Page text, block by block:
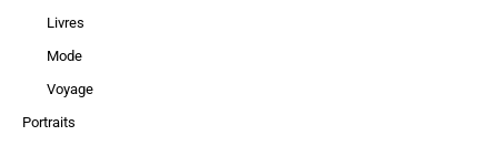
Livres
Mode
Voyage
Portraits